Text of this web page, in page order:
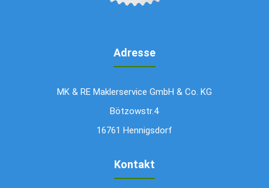
Adresse
MK & RE Maklerservice GmbH & Co. KG
Bötzowstr.4
16761 Hennigsdorf
Kontakt